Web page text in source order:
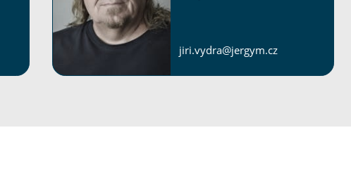
jiri.vydra@​jergym.cz